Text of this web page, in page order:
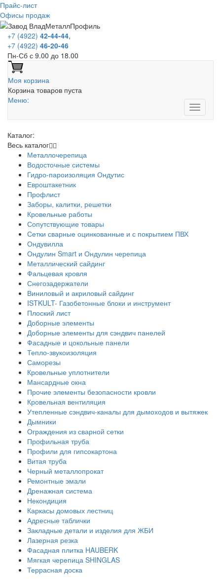
Прайс-лист
Офисы продаж
+7 (4922) 42-44-44,
+7 (4922) 46-20-46
Пн-Сб с 9.00 до 18.00
Моя корзина
Корзина товаров пуста
Меню:
Каталог:
Весь каталог
Металлочерепица
Водосточные системы
Гидро-пароизоляция Ондутис
Евроштакетник
Профлист
Заборы, калитки, решетки
Кровельные работы
Сопутствующие товары
Сетки сварные оцинкованные и с покрытием ПВХ
Ондувилла
Ондулин Smart и Ондулин черепица
Металлический сайдинг
Фальцевая кровля
Снегозадержатели
Виниловый и акриловый сайдинг
ISTKULT- Газобетонные блоки и инструмент
Плоский лист
Доборные элементы
Доборные элементы для сэндвич панелей
Фасадные и цокольные панели
Тепло-звукоизоляция
Саморезы
Кровельные уплотнители
Мансардные окна
Прочие элементы безопасности кровли
Кровельная вентиляция
Утепленные сэндвич-каналы для дымоходов и вытяжек
Дымники
Ограждения из сварной сетки
Профильная труба
Профили для гипсокартона
Витая труба
Черный металлопрокат
Ремонтные эмали
Дренажная система
Некондиция
Каркасы домовых лестниц
Адресные таблички
Закладные детали и изделия для ЖБИ
Лазерная резка
Фасадная плитка HAUBERK
Мягкая черепица SHINGLAS
Террасная доска